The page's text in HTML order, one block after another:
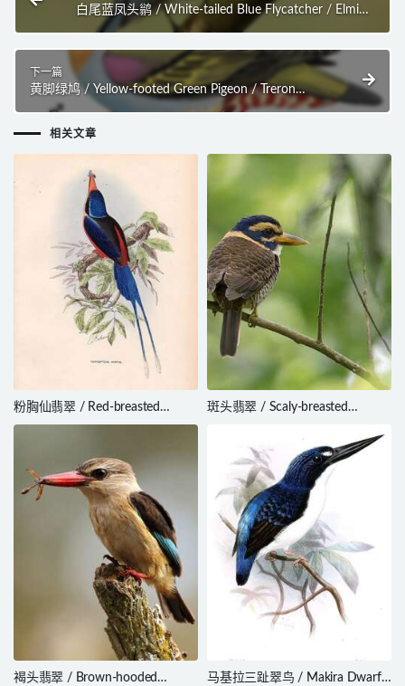
白尾蓝凤头鹟 / White-tailed Blue Flycatcher / Elminia
下一篇
黄脚绿鸠 / Yellow-footed Green Pigeon / Treron
phoenicopterus
相关文章
粉胸仙翡翠 / Red-breasted
Paradise Kingfisher / Tanysiptera
斑头翡翠 / Scaly-breasted
褐头翡翠 / Brown-hooded
马基拉三趾翠鸟 / Makira Dwarf